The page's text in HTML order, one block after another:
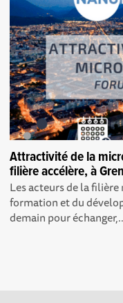
Attractivité de la
filière accélère, à
Les acteurs de la
formation et du
demain pour